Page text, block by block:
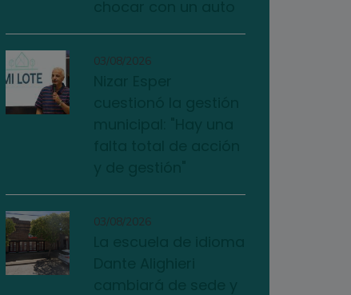
03/08/2026
03/08/2026